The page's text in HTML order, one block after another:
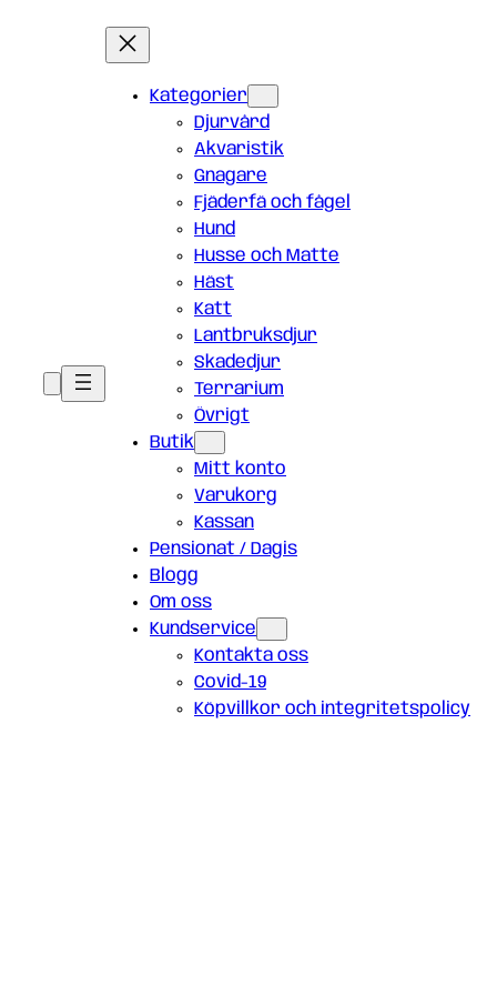
Kategorier
Djurvård
Akvaristik
Gnagare
Fjäderfä och fågel
Hund
Husse och Matte
Häst
Katt
Lantbruksdjur
Skadedjur
Terrarium
Övrigt
Butik
Mitt konto
Varukorg
Kassan
Pensionat / Dagis
Blogg
Om oss
Kundservice
Kontakta oss
Covid-19
Köpvillkor och integritetspolicy